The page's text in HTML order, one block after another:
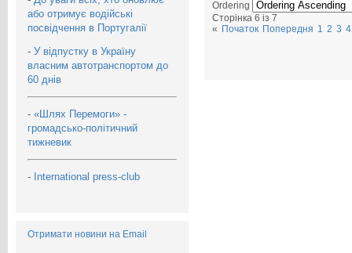
або отримує водійські
посвідчення в Португалії
- У відпустку в Україну
власним автотранспортом до
60 днів
- «Шлях Перемоги» -
громадсько-політичний
тижневик
- International press-club
Отримати новини на Email
Ordering
Сторінка 6 із 7
« Початок Попередня 1 2 3 4